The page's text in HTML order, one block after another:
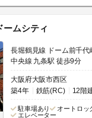
ームシティ
長堀鶴見線 ドーム前千代
中央線 九条駅 徒歩9分
大阪府大阪市西区
築4年
鉄筋(RC) 12階
駐車場あり オートロッ
エレベーター